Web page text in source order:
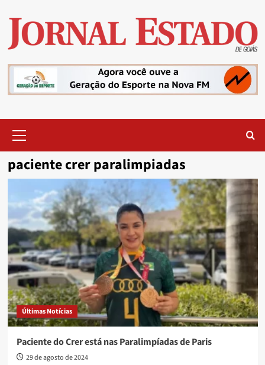
content
Menu
paciente crer paralimpiadas
Últimas Notícias
Paciente do Crer está nas Paralimpíadas de Paris
29 de agosto de 2024